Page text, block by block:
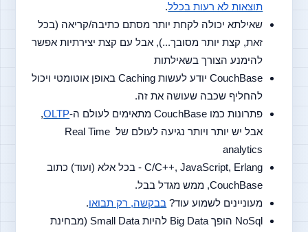
תוצאות לא רעות בכלל.
שאילתא יכולה לקחת יותר מסתם כתיבה/קריאה (בכל
זאת, קצת יותר מסובך...), אבל עם קצת יצירתיות אפשר
להימנע הצורך בשאילתות
CouchBase יודע לעשות Caching באופן אוטומטי ויכול
להחליף שכבה שעושה את זה.
פתרונות כמו CouchBase מתאימים לעולם ה-
OLTP
אבל יש יותר ויותר נגיעה לעולם של Real Time
analytics
C/C++, JavaScript, Erlang - בכל אלא (ועוד) כתוב
CouchBase, ממש מגדל בבל.
מעוניינים לשמוע עוד? בבקשה, רק תבואו.
NoSql הופך Big Data להיות Small Data (מבחינת